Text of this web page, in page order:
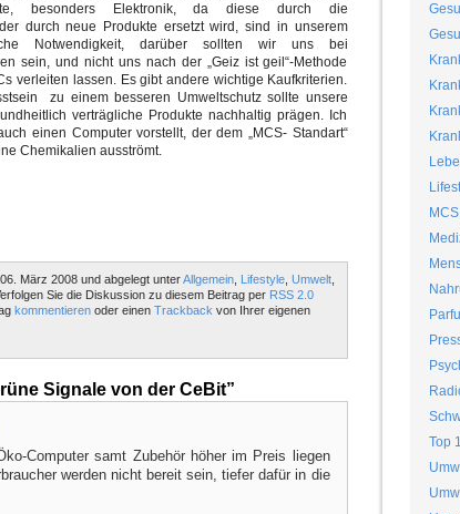
besonders Elektronik, da diese durch die
durch neue Produkte ersetzt wird, sind in unserem
Notwendigkeit, darüber sollten wir uns bei
sein, und nicht uns nach der „Geiz ist geil“-Methode
verleiten lassen. Es gibt andere wichtige Kaufkriterien.
zu einem besseren Umweltschutz sollte unsere
verträgliche Produkte nachhaltig prägen. Ich
einen Computer vorstellt, der dem „MCS- Standart“
Chemikalien ausströmt.
März 2008 und abgelegt unterAllgemein, Lifestyle, Umwelt,
Sie die Diskussion zu diesem Beitrag per RSS 2.0
kommentierenoder einen Trackback von Ihrer eigenen
Signale von der CeBit”
Computer samt Zubehör höher im Preis liegen
werden nicht bereit sein, tiefer dafür in die
Top